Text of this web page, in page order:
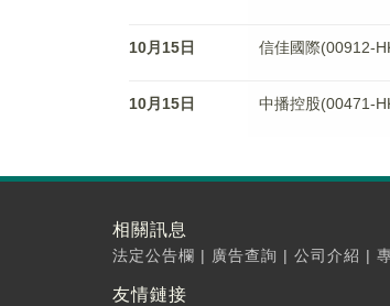
10月15日 信佳國際(00912-
10月15日 中播控股(00471-
相關訊息
法定公告欄 | 廣告查詢 | 公司介紹 |
友情鏈接